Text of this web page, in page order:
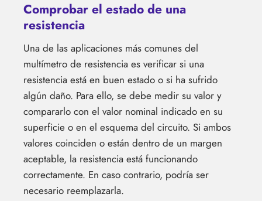
Comprobar el estado de una
resistencia
Una de las aplicaciones más comunes del
multímetro de resistencia es verificar si una
resistencia está en buen estado o si ha sufrido
algún daño. Para ello, se debe medir su valor y
compararlo con el valor nominal indicado en su
superficie o en el esquema del circuito. Si ambos
valores coinciden o están dentro de un margen
aceptable, la resistencia está funcionando
correctamente. En caso contrario, podría ser
necesario reemplazarla.